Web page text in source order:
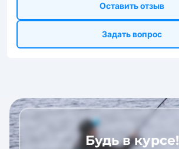
Оставить отзыв
Задать вопрос
Будь в курсе!